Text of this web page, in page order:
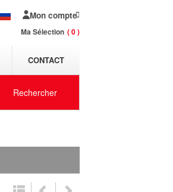
Mon compte
Ma Sélection 0
CONTACT
Rechercher